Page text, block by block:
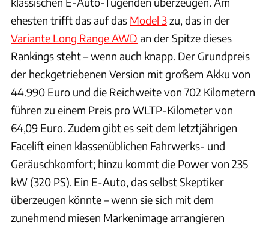
ehesten trifft das auf das Model 3zu, das in der
Variante Long Range AWD an der Spitze dieses
Rankings steht – wenn auch knapp. Der Grundpreis
der heckgetriebenen Version mit großem Akku von
44.990 Euro und die Reichweite von 702 Kilometern
führen zu einem Preis pro WLTP-Kilometer von
64,09 Euro. Zudem gibt es seit dem letztjährigen
Facelift einen klassenüblichen Fahrwerks- und
Geräuschkomfort; hinzu kommt die Power von 235
kW (320 PS). Ein E-Auto, das selbst Skeptiker
überzeugen könnte – wenn sie sich mit dem
zunehmend miesen Markenimage arrangieren